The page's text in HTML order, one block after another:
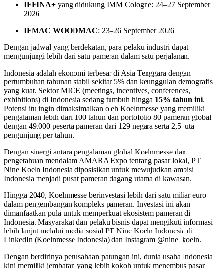
IFFINA+ yang didukung IMM Cologne: 24–27 September
2026
IFMAC WOODMAC: 23–26 September 2026
Dengan jadwal yang berdekatan, para pelaku industri dapat
mengunjungi lebih dari satu pameran dalam satu perjalanan.
Indonesia adalah ekonomi terbesar di Asia Tenggara dengan
pertumbuhan tahunan stabil sekitar 5% dan keunggulan demografis
yang kuat. Sektor MICE (meetings, incentives, conferences,
exhibitions) di Indonesia sedang tumbuh hingga 15% tahun ini.
Potensi itu ingin dimaksimalkan oleh Koelnmesse yang memiliki
pengalaman lebih dari 100 tahun dan portofolio 80 pameran global
dengan 49.000 peserta pameran dari 129 negara serta 2,5 juta
pengunjung per tahun.
Dengan sinergi antara pengalaman global Koelnmesse dan
pengetahuan mendalam AMARA Expo tentang pasar lokal, PT
Nine Koeln Indonesia diposisikan untuk mewujudkan ambisi
Indonesia menjadi pusat pameran dagang utama di kawasan.
Hingga 2040, Koelnmesse berinvestasi lebih dari satu miliar euro
dalam pengembangan kompleks pameran. Investasi ini akan
dimanfaatkan pula untuk memperkuat ekosistem pameran di
Indonesia. Masyarakat dan pelaku bisnis dapat mengikuti informasi
lebih lanjut melalui media sosial PT Nine Koeln Indonesia di
LinkedIn (Koelnmesse Indonesia) dan Instagram @nine_koeln.
Dengan berdirinya perusahaan patungan ini, dunia usaha Indonesia
kini memiliki jembatan yang lebih kokoh untuk menembus pasar